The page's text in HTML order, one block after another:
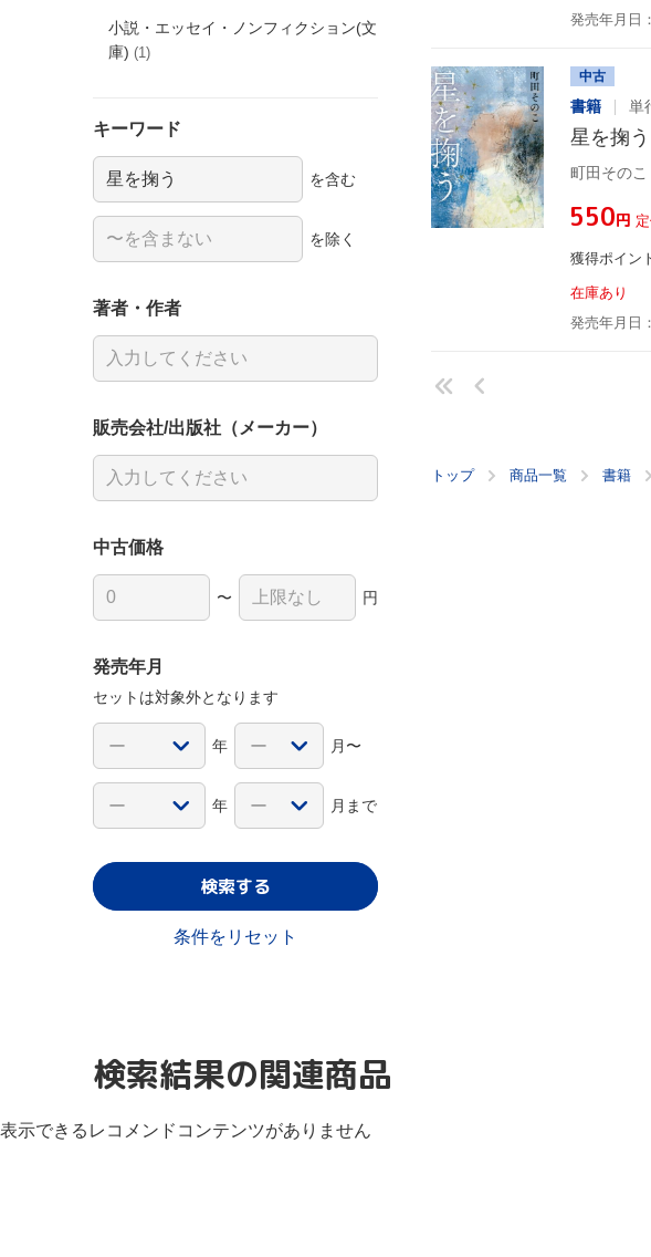
発売年月日
中古
書籍 単
星を掬う
町田そのこ
¥550円
獲得ポイン
在庫あり
発売年月日
トップ 商品一覧 書籍
小説・エッセイ・ノンフィクション(文
庫) (1)
キーワード
を含む
を除く
著者・作者
販売会社/出版社（メーカー）
中古価格
〜 円
発売年月
セットは対象外となります
年 月〜
年 月まで
検索する
条件をリセット
検索結果の関連商品
表示できるレコメンドコンテンツがありません